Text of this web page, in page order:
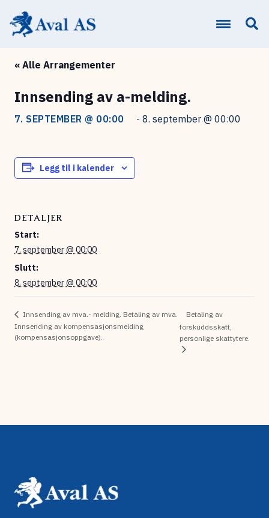
« Alle Arrangementer
Innsending av a-melding.
7. SEPTEMBER @ 00:00 - 8. september @ 00:00
Legg til i kalender
DETALJER
Start:
7. september @ 00:00
Slutt:
8. september @ 00:00
Innsending av mva.- melding. Betaling av mva.
Innsending av kompensasjonsmelding
(kompensasjonsoppgave).
Betaling av
forskuddsskatt,
personlige skattytere.